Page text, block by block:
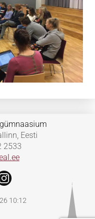
Eesti
2533
10:12